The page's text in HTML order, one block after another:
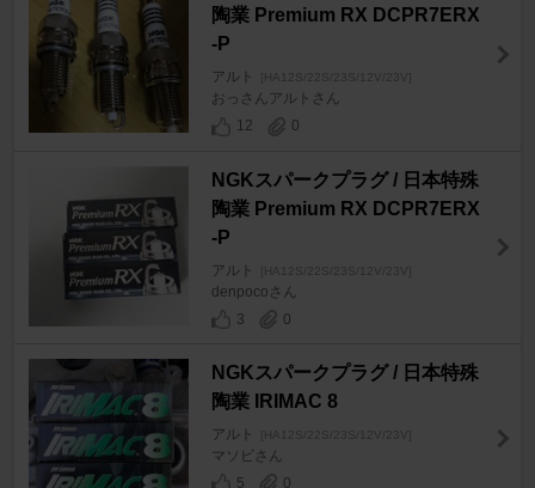
陶業 Premium RX DCPR7ERX
-P
アルト [HA12S/22S/23S/12V/23V]
おっさんアルトさん
12
0
NGKスパークプラグ / 日本特殊
陶業 Premium RX DCPR7ERX
-P
アルト [HA12S/22S/23S/12V/23V]
denpocoさん
3
0
NGKスパークプラグ / 日本特殊
陶業 IRIMAC 8
アルト [HA12S/22S/23S/12V/23V]
マソビさん
5
0